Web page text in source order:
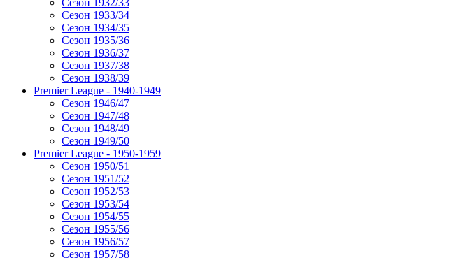
Сезон 1932/33
Сезон 1933/34
Сезон 1934/35
Сезон 1935/36
Сезон 1936/37
Сезон 1937/38
Сезон 1938/39
Premier League - 1940-1949
Сезон 1946/47
Сезон 1947/48
Сезон 1948/49
Сезон 1949/50
Premier League - 1950-1959
Сезон 1950/51
Сезон 1951/52
Сезон 1952/53
Сезон 1953/54
Сезон 1954/55
Сезон 1955/56
Сезон 1956/57
Сезон 1957/58